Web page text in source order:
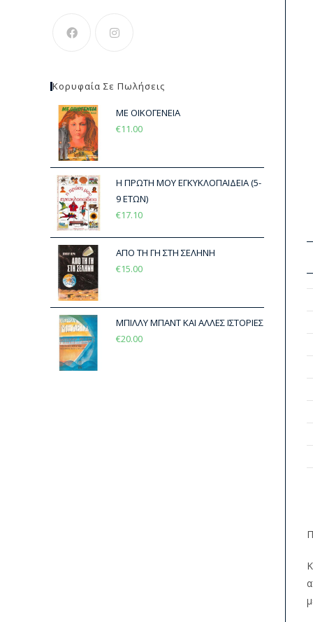
Κορυφαία Σε Πωλήσεις
ΜΕ ΟΙΚΟΓΕΝΕΙΑ
€11.00
Η ΠΡΩΤΗ ΜΟΥ ΕΓΚΥΚΛΟΠΑΙΔΕΙΑ (5-
9 ΕΤΩΝ)
€17.10
ΑΠΟ ΤΗ ΓΗ ΣΤΗ ΣΕΛΗΝΗ
€15.00
ΜΠΙΛΛΥ ΜΠΑΝΤ ΚΑΙ ΑΛΛΕΣ ΙΣΤΟΡΙΕΣ
€20.00